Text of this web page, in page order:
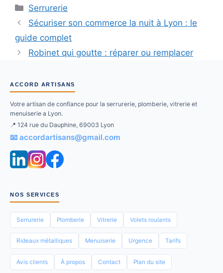
Catégories
Serrurerie
Sécuriser son commerce la nuit à Lyon : le
guide complet
Robinet qui goutte : réparer ou remplacer
ACCORD ARTISANS
Votre artisan de confiance pour la serrurerie, plomberie, vitrerie et
menuiserie a Lyon.
📍 124 rue du Dauphine, 69003 Lyon
📧 accordartisans@gmail.com
NOS SERVICES
Serrurerie Plomberie Vitrerie Volets roulants
Rideaux métalliques Menuiserie Urgence Tarifs
Avis clients À propos Contact Plan du site